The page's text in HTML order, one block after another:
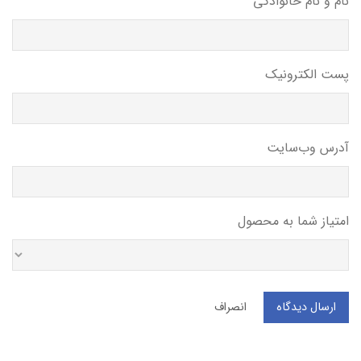
پست الکترونیک
آدرس وب‌سایت
امتیاز شما به محصول
ارسال دیدگاه انصراف